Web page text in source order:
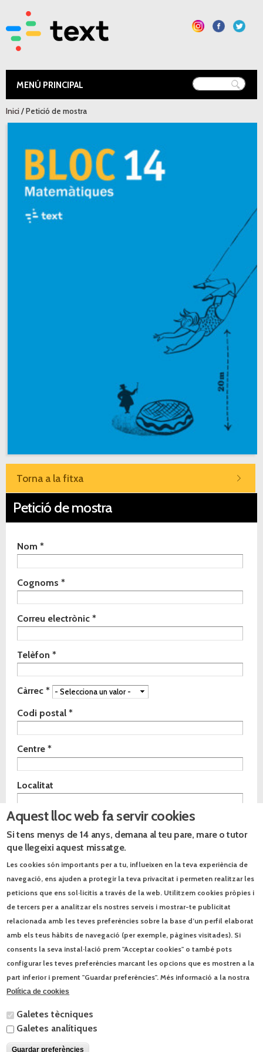
contingut
Text Educació
Esteu aquí
Inici/ Petició de mostra
Torna a la fitxa
Petició de mostra
Indica de quin material vols rebre la mostra
Nom*
Cognoms*
Correu electrònic*
Telèfon*
Càrrec*
Codi postal*
Centre*
Localitat
Especialitat*
Comentaris
Avís legal*
He llegit i accepto l'avís legal
Les vostres dades passaran a formar part d'un fitxer automatitzat
propietat de l'Editorial Text IA, SL (NIF B75636654), amb la finalitat
d'informar-vos dels productes, serveis i altres activitats culturals de
cancel·lació de les vostres dades. Per a exercir-lo només cal que us
poseu en contacte per escrit a l'adreça: Josep Pla, 95. 08019
Barcelona, o per correu-e a contacte@text.cat. Per a enviar aquestes
dades cal que sigueu major d’edat. Acceptant aquestes condicions
Aquest lloc web fa servir cookies
Si tens menys de 14 anys, demana al teu pare, mare o tutor
que llegeixi aquest missatge.
Les cookies són importants per a tu, influeixen en la teva experiència de
navegació, ens ajuden a protegir la teva privacitat i permeten realitzar les
peticions que ens sol·licitis a través de la web. Utilitzem cookies pròpies i
de tercers per a analitzar els nostres serveis i mostrar-te publicitat
relacionada amb les teves preferències sobre la base d’un perfil elaborat
amb els teus hàbits de navegació (per exemple, pàgines visitades). Si
consents la seva instal·lació prem "Acceptar cookies" o també pots
configurar les teves preferències marcant les opcions que es mostren a la
part inferior i prement "Guardar preferències". Més informació a la nostra
Política de cookies
Galetes tècniques
Galetes analítiques
Guardar preferències